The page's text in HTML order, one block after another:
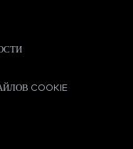
COOKIE